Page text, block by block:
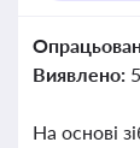
Виявлено:
На основі